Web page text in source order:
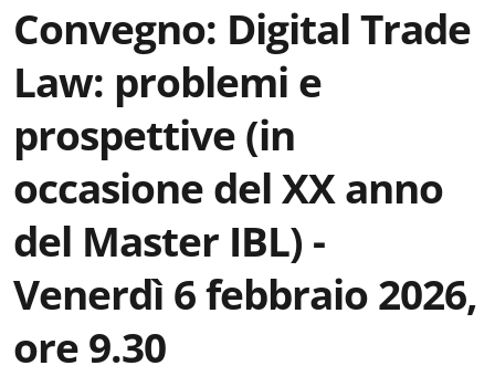
Convegno: Digital Trade
Law: problemi e
prospettive (in
occasione del XX anno
del Master IBL) -
Venerdì 6 febbraio 2026,
ore 9.30